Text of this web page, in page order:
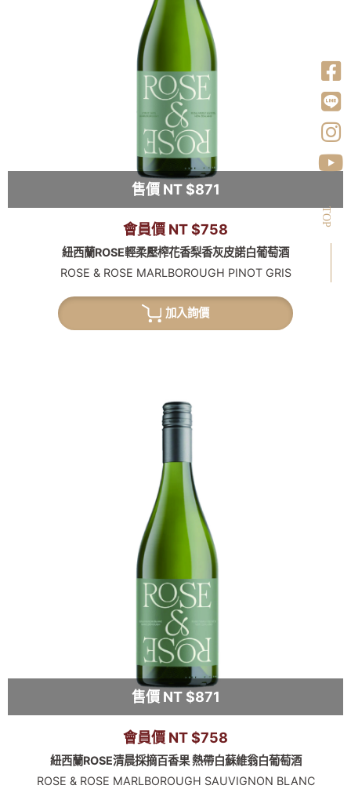
售價 NT $871
會員價 NT $758
紐西蘭ROSE輕柔壓榨花香梨香灰皮諾白葡萄酒
ROSE & ROSE MARLBOROUGH PINOT GRIS
加入詢價
售價 NT $871
會員價 NT $758
紐西蘭ROSE清晨採摘百香果 熱帶白蘇維翁白葡萄酒
ROSE & ROSE MARLBOROUGH SAUVIGNON BLANC
TOP